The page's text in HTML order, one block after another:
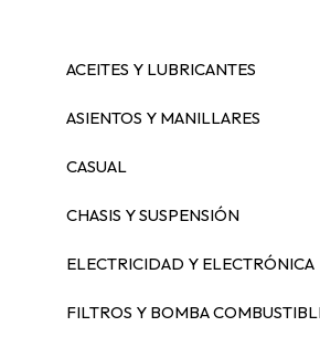
ACEITES Y LUBRICANTES
ASIENTOS Y MANILLARES
CASUAL
CHASIS Y SUSPENSIÓN
ELECTRICIDAD Y ELECTRÓNICA
FILTROS Y BOMBA